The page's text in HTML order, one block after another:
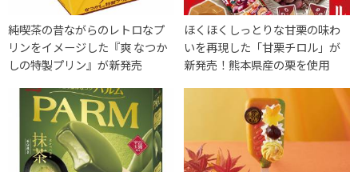
純喫茶の昔ながらのレトロなプ
リンをイメージした『爽 なつか
しの特製プリン』が新発売
ほくほくしっとりな甘栗の味わ
いを再現した「甘栗チロル」が
新発売！熊本県産の栗を使用